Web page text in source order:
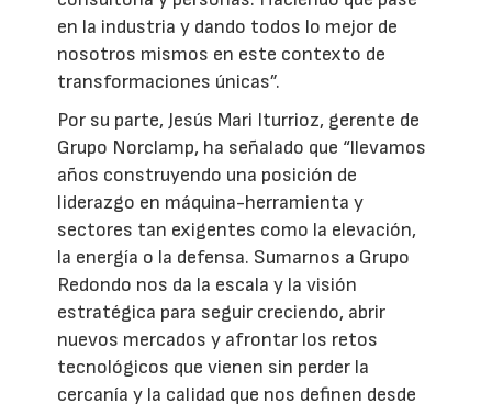
en la industria y dando todos lo mejor de
nosotros mismos en este contexto de
transformaciones únicas”.
Por su parte, Jesús Mari Iturrioz, gerente de
Grupo Norclamp, ha señalado que “llevamos
años construyendo una posición de
liderazgo en máquina-herramienta y
sectores tan exigentes como la elevación,
la energía o la defensa. Sumarnos a Grupo
Redondo nos da la escala y la visión
estratégica para seguir creciendo, abrir
nuevos mercados y afrontar los retos
tecnológicos que vienen sin perder la
cercanía y la calidad que nos definen desde